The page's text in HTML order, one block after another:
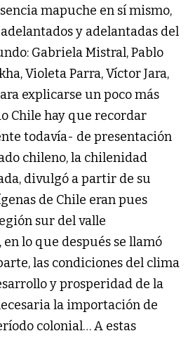
mapuche en sí mismo,
y adelantadas del
Gabriela Mistral, Pablo
Violeta Parra, Víctor Jara,
explicarse un poco más
Chile hay que recordar
todavía- de presentación
chileno, la chilenidad
divulgó a partir de su
de Chile eran pues
sur del valle
lo que después se llamó
las condiciones del clima
y prosperidad de la
la importación de
colonial… A estas